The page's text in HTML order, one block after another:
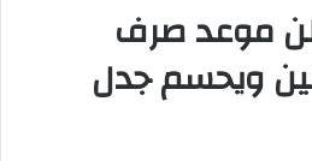
موعد صرف
ويحسم جدل